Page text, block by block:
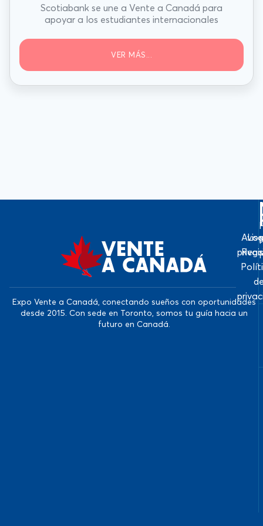
Scotiabank se une a Vente a Canadá para
apoyar a los estudiantes internacionales
VER MÁS...
Expo Vente a Canadá, conectando sueños con oportunidades
desde 2015. Con sede en Toronto, somos tu guía hacia un
futuro en Canadá.